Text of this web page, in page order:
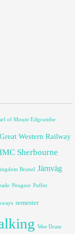
of Mount Edgcumbe
Great Western Railway
Sherbourne
Brunel Järnväg
Peugeot Puffer
semester
Wee Dram